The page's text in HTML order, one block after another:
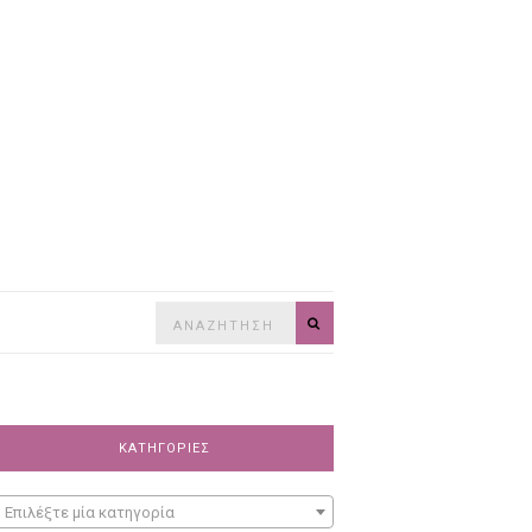
ΚΑΤΗΓΟΡΊΕΣ
Επιλέξτε μία κατηγορία